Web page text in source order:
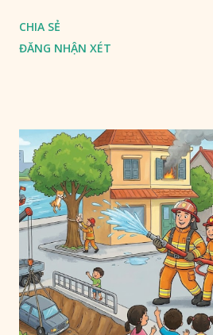
CHIA SẺ
ĐĂNG NHẬN XÉT